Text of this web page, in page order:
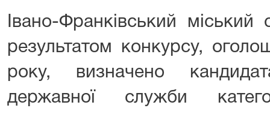
Івано-Франківський
результатом конкурсу,
року, визначено
державної служби